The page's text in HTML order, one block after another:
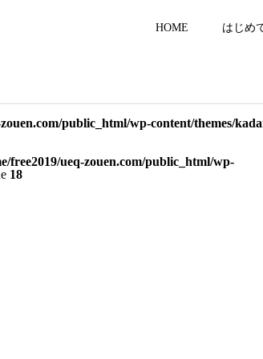
HOME はじめ
public_html/wp-content/themes/
free2019/ueq-zouen.com/public_html/wp-
18